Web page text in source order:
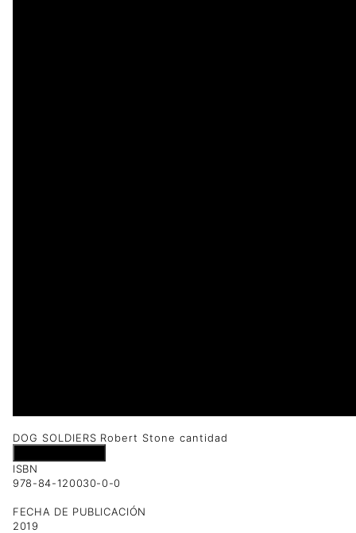
DOG SOLDIERS Robert Stone cantidad
ISBN
978-84-120030-0-0
FECHA DE PUBLICACIÓN
2019